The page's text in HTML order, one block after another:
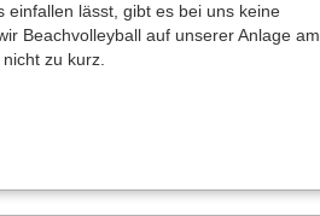
einfallen lässt, gibt es bei uns keine
Beachvolleyball auf unserer Anlage am
zu kurz.